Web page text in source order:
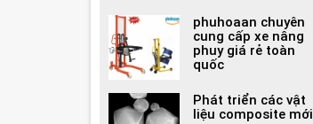
phuhoaan chuyên
cung cấp xe nâng
phuy giá rẻ toàn
quốc
Phát triển các vật
liệu composite mới